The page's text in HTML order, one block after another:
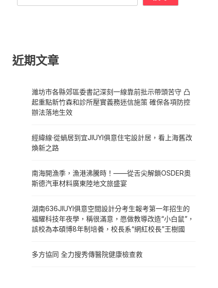
近期文章
濰坊市各縣郊區委書記深刻一線靠前批示帶頭苦守 凸
起重點新竹森和診所壓實義務迷信施策 確保各項防控
辦法落地生效
經緯線·從蝸居到宜JIUYI俱意住宅設計居，看上海舊改
煥新之路
南海開漁季，漁港沸騰時！——從舌尖解鎖OSDER奧
斯德汽車材料廣東陸地文旅盛宴
湖南636JIUYI俱意空間設計分考生報考第一年招生的
福耀科技年夜學，稱很滿意，愿做教導改造“小白鼠”，
該校為本碩博8年制培養，校長系“網紅校長”王樹國
多方協同 全力搜秀傳醫院健康檢查救